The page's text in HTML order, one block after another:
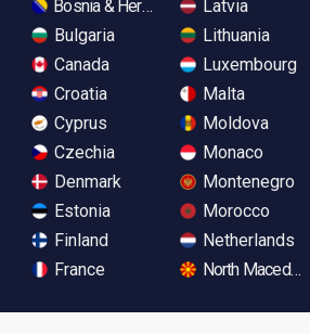
Bosnia & Herzegovina
Bulgaria
Canada
Croatia
Cyprus
Czechia
Denmark
Estonia
Finland
France
Latvia
Lithuania
Luxembourg
Malta
Moldova
Monaco
Montenegro
Morocco
Netherlands
North Macedonia